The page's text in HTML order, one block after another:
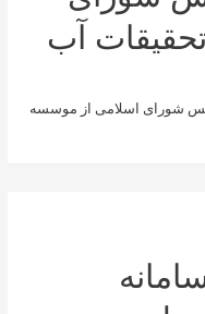
آب
از موسسه